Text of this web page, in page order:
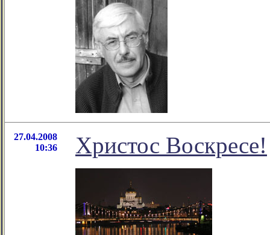
27.04.2008
10:36
Христос Воскресе!